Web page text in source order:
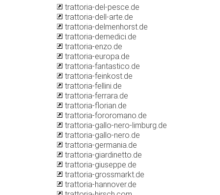
trattoria-del-pesce.de
trattoria-dell-arte.de
trattoria-delmenhorst.de
trattoria-demedici.de
trattoria-enzo.de
trattoria-europa.de
trattoria-fantastico.de
trattoria-feinkost.de
trattoria-fellini.de
trattoria-ferrara.de
trattoria-florian.de
trattoria-fororomano.de
trattoria-gallo-nero-limburg.de
trattoria-gallo-nero.de
trattoria-germania.de
trattoria-giardinetto.de
trattoria-giuseppe.de
trattoria-grossmarkt.de
trattoria-hannover.de